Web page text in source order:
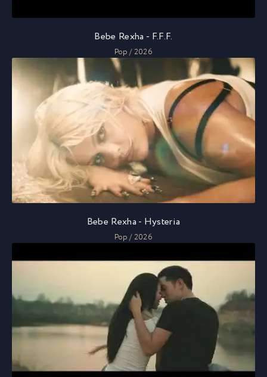
Bebe Rexha - F.F.F.
Pop / 2026
Bebe Rexha - Hysteria
Pop / 2026